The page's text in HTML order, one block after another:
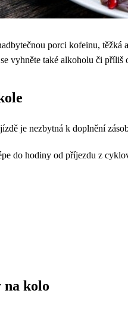
porci kofeinu,
vyhněte také alkoholu či příliš
je nezbytná k doplnění
do hodiny od příjezdu z
na kolo